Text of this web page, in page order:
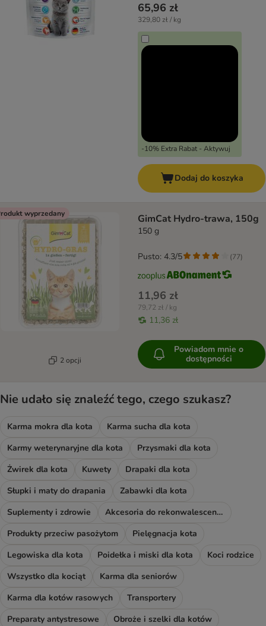
65,96 zł
329,80 zł / kg
-10% Extra Rabat - Aktywuj
Dodaj do koszyka
wyprzedany
2 opcji
GimCat Hydro-trawa, 150g
150 g
11,96 zł
79,72 zł / kg
11,36 zł
Pusto: 4.3/5 (77)
Powiadom mnie o
dostępności
Nie udało się znaleźć tego, czego szukasz?
Karma mokra dla kota
Karma sucha dla kota
Karmy weterynaryjne dla kota
Przysmaki dla kota
Żwirek dla kota
Kuwety
Drapaki dla kota
Słupki i maty do drapania
Zabawki dla kota
Suplementy i zdrowie
Akcesoria do rekonwalescencji
Produkty przeciw pasożytom
Pielęgnacja kota
Legowiska dla kota
Poidełka i miski dla kota
Koci rodzice
Wszystko dla kociąt
Karma dla seniorów
Karma dla kotów rasowych
Transportery
Preparaty antystresowe
Obroże i szelki dla kotów